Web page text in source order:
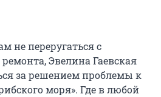
не переругаться с
Эвелина Гаевская
за решением проблемы к
моря». Где в любой